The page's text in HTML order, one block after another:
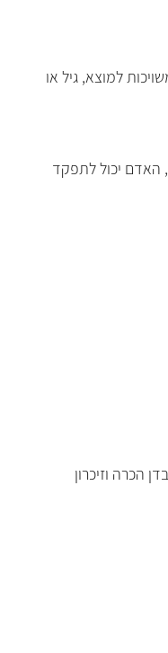
למוצא, גיל או
האדם יכול לתפקד
הכרה וזיכרון